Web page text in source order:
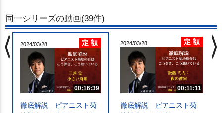
同一シリーズの動画(39件)
2024/03/28 定 額
00:16:39
徹底解説 ピアニスト菊
2024/03/28 定 額
00:11:11
徹底解説 ピアニスト菊
chevron_left chevron_right